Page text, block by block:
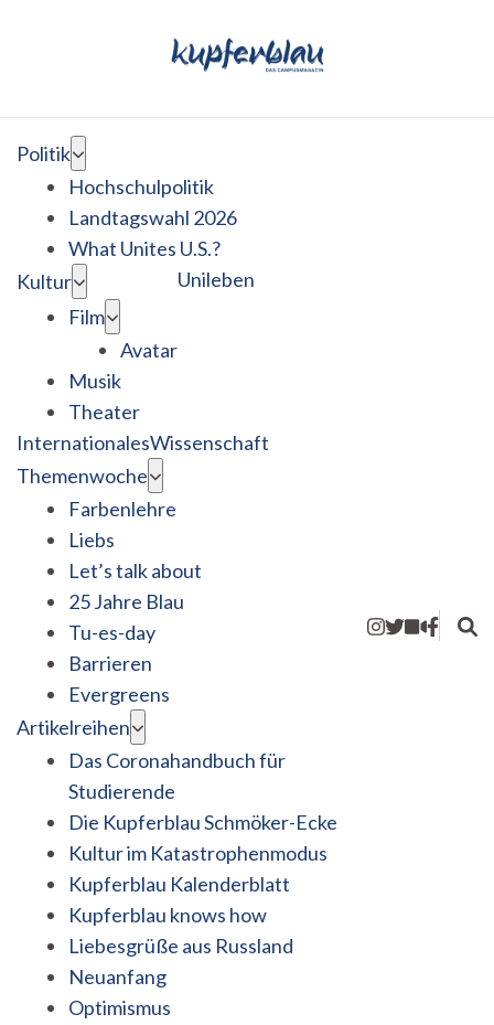
Politik
Hochschulpolitik
Landtagswahl 2026
What Unites U.S.?
Kultur
Film
Avatar
Musik
Theater
Unileben
InternationalesWissenschaft
Themenwoche
Farbenlehre
Liebs
Let’s talk about
25 Jahre Blau
Tu-es-day
Barrieren
Evergreens
Artikelreihen
Das Coronahandbuch für
Studierende
Die Kupferblau Schmöker-Ecke
Kultur im Katastrophenmodus
Kupferblau Kalenderblatt
Kupferblau knows how
Liebesgrüße aus Russland
Neuanfang
Optimismus